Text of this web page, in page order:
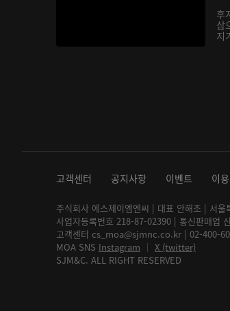
후
삼
지
고객센터 공지사항 이벤트 이
주식회사 에스제이엠엔씨 | 대표 안해조 | 서
사업자등록번호 218-87-02390 | 통신판매업
고객센터 cs_moa@sjmnc.co.kr | 02-400-
MOA SNS Instagram │ X (twitter)
SJM&C. ALL RIGHT RESERVED